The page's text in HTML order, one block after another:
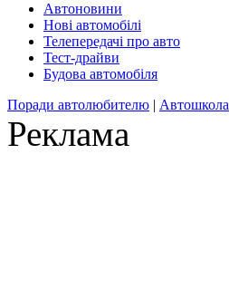
Автоновини
Нові автомобілі
Телепередачі про авто
Тест-драйви
Будова автомобіля
Поради автолюбителю | Автошкола
Реклама